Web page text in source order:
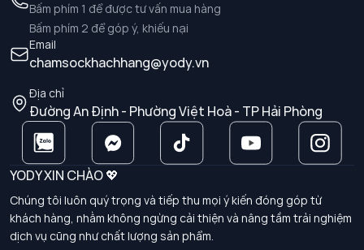
Bấm phím 1 để được tư vấn mua hàng
Bấm phím 2 để góp ý, khiếu nại
Email
chamsockhachhang@yody.vn
Địa chỉ
Đường An Định - Phường Việt Hoà - TP Hải Phòng
YODY XIN CHÀO 💖
Chúng tôi luôn quý trọng và tiếp thu mọi ý kiến đóng góp từ
khách hàng, nhằm không ngừng cải thiện và nâng tầm trải nghiệm
dịch vụ cũng như chất lượng sản phẩm.